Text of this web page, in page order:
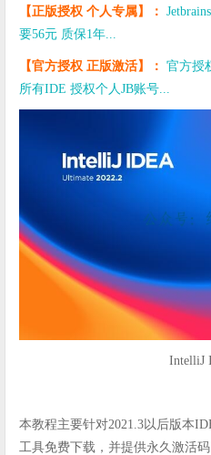
【正版授权 个人专属】：
要56元 质保1年...
【官方授权 正版激活】： 官方授
所有IDE 授权个人JB账号...
IntelliJ
本教程主要针对2021.3以后版本
工具免费下载，并提供永久激活